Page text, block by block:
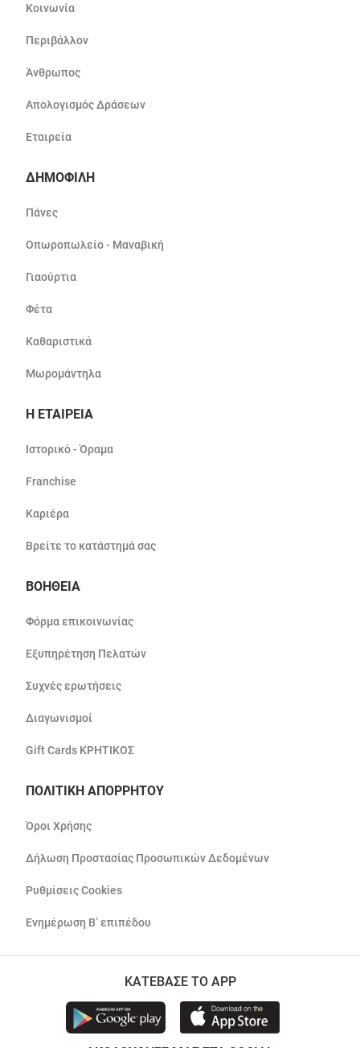
Κοινωνία
Περιβάλλον
Άνθρωπος
Απολογισμός Δράσεων
Εταιρεία
ΔΗΜΟΦΙΛΗ
Πάνες
Οπωροπωλείο - Μαναβική
Γιαούρτια
Φέτα
Καθαριστικά
Μωρομάντηλα
Η ΕΤΑΙΡΕΙΑ
Ιστορικό - Όραμα
Franchise
Καριέρα
Βρείτε το κατάστημά σας
ΒΟΗΘΕΙΑ
Φόρμα επικοινωνίας
Εξυπηρέτηση Πελατών
Συχνές ερωτήσεις
Διαγωνισμοί
Gift Cards ΚΡΗΤΙΚΟΣ
ΠΟΛΙΤΙΚΗ ΑΠΟΡΡΗΤΟΥ
Όροι Χρήσης
Δήλωση Προστασίας Προσωπικών Δεδομένων
Ρυθμίσεις Cookies
Ενημέρωση Β’ επιπέδου
ΚΑΤΕΒΑΣΕ ΤΟ APP